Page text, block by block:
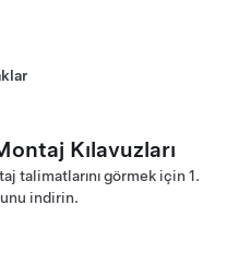
Kılavuzu - Avrupa
Kılavuzu - Avrupa
Kılavuzu - Avrupa (Norsk)
Kılavuzu - Avrupa (Polski)
Kılavuzu - Avrupa
Kılavuzu - Avrupa
Kılavuzu - Avrupa (Polski)
Kılavuzu - Tayvan (台灣)
Kılavuzu - Kuzey Amerika
Kılavuzu - Avrupa (Dansk)
Kılavuzu - Avrupa
Kılavuzu - Avrupa (English)
Kılavuzu - Avustralya
Kılavuzu - Çin (English)
Kılavuzu - Çin (中文)
Kılavuzu - Hong Kong
Kılavuzları
talimatlarını görmek için 1.
indirin.